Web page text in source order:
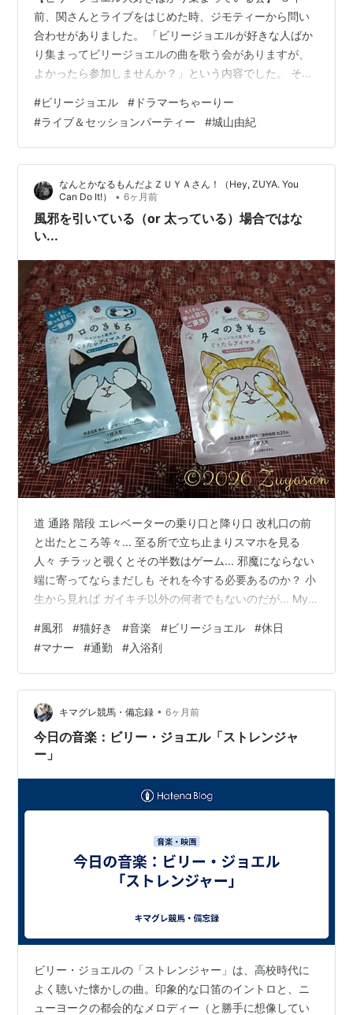
前、関さんとライブをはじめた時、ジモティーから問い
合わせがありました。 「ビリージョエルが好きな人ばか
り集まってビリージョエルの曲を歌う会がありますが、
よかったら参加しませんか？」という内容でした。 そし
た。 まだ、３年なんですね。濃い時間が過ぎたので、も
う１０年以上たっているような気がします。 ビリージョ
エル本人はピアノボーカルです。 ですから、ピアニスト
には上手な人かプロを入れたほうがいい、と僕は感じま
した。 そこで、身近にいたピアニストで、僕の娘が通う
幼稚園にボランティアで賛美歌を引いていた…
#ビリージョエル # ドラマーちゃーりー
#ライブ＆セッションパーティー #城山由紀
なんとかなるもんだよＺＵＹＡさん！（Hey, ZUYA. You
Can Do It!）
• 6ヶ月前
風邪を引いている（or 太っている）場合ではな
い...
道 通路 階段 エレベーターの乗り口と降り口 改札口の前
と出たところ等々... 至る所で立ち止まりスマホを見る
人々 チラッと覗くとその半数はゲーム... 邪魔にならない
端に寄ってならまだしも それを今する必要あるのか？ 小
生から見れば ガイキチ以外の何者でもないのだが... My
んです♪ 休日の朝、目が覚めると明らかに風邪を引いてい
ました😣 歳を重ねて来た近年、（風邪の）前兆と言うか
兆候が見られないのに一晩で風邪を引くことが多いよう
な気がします。 昨夜も仕事帰りにいつものお好み焼き居
酒屋に寄り、「明日は何処…
#風邪 #猫好き #音楽 #ビリージョエル #休日
#マナー #通勤 #入浴剤
キマグレ競馬・備忘録 • 6ヶ月前
今日の音楽：ビリー・ジョエル「ストレンジャ
ー」
ビリー・ジョエルの「ストレンジャー」は、高校時代に
よく聴いた懐かしの曲。印象的な口笛のイントロと、ニ
ューヨークの都会的なメロディー（と勝手に想像してい